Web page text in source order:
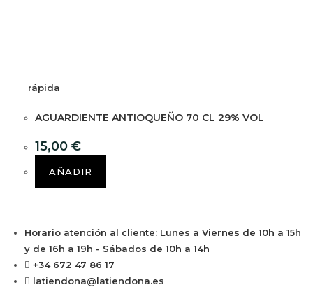
rápida
AGUARDIENTE ANTIOQUEÑO 70 CL 29% VOL
15,00 €
AÑADIR
Horario atención al cliente: Lunes a Viernes de 10h a 15h
y de 16h a 19h - Sábados de 10h a 14h
+34 672 47 86 17
latiendona@latiendona.es